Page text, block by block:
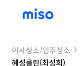
이사청소/입주청소
혜성클린(최성희)